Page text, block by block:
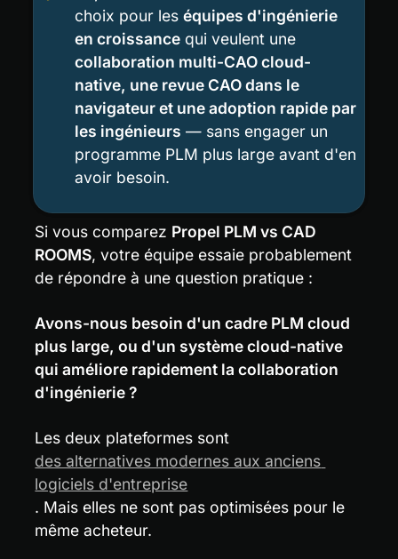
choix pour les équipes d'ingénierie
en croissance
qui veulent une
collaboration multi-CAO cloud-
native, une revue CAO dans le
navigateur et une adoption rapide par
les ingénieurs — sans engager un
programme PLM plus large avant d'en
avoir besoin.
Si vous comparez Propel PLM vs CAD
ROOMS, votre équipe essaie probablement
de répondre à une question pratique :
Avons-nous besoin d'un cadre PLM cloud
plus large, ou d'un système cloud-native
qui améliore rapidement la collaboration
d'ingénierie ?
Les deux plateformes sont
des alternatives modernes aux anciens
logiciels d'entreprise
. Mais elles ne sont pas optimisées pour le
même acheteur.